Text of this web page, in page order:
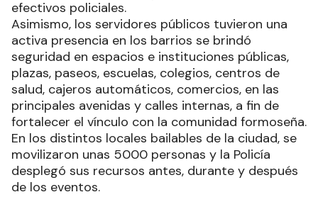
efectivos policiales.
Asimismo, los servidores públicos tuvieron una
activa presencia en los barrios se brindó
seguridad en espacios e instituciones públicas,
plazas, paseos, escuelas, colegios, centros de
salud, cajeros automáticos, comercios, en las
principales avenidas y calles internas, a fin de
fortalecer el vínculo con la comunidad formoseña.
En los distintos locales bailables de la ciudad, se
movilizaron unas 5000 personas y la Policía
desplegó sus recursos antes, durante y después
de los eventos.